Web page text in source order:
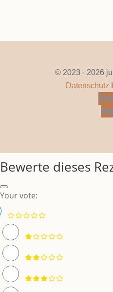
© 2023 - 2026
Datenschutz
Bewerte dieses
Your vote: